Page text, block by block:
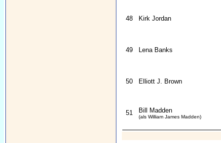
48 Kirk Jordan
49 Lena Banks
50 Elliott J. Brown
51 Bill Madden
(als William James Madden)